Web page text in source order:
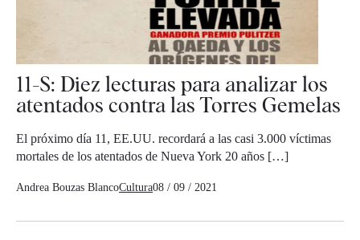
11-S: Diez lecturas para analizar los
atentados contra las Torres Gemelas
El próximo día 11, EE.UU. recordará a las casi 3.000 víctimas
mortales de los atentados de Nueva York 20 años […]
Andrea Bouzas BlancoCultura08 / 09 / 2021